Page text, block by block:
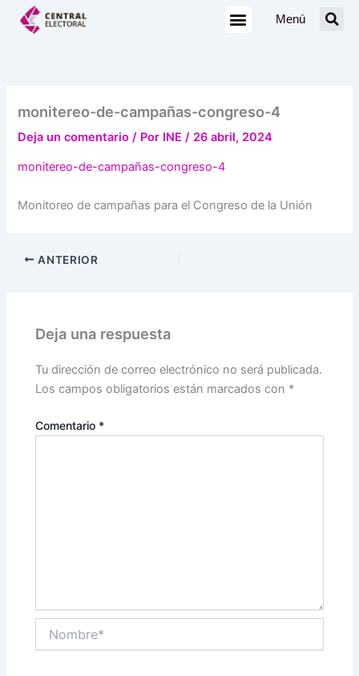
Menú
monitereo-de-campañas-congreso-4
Deja un comentario / Por INE/ 26 abril, 2024
monitereo-de-campañas-congreso-4
Monitoreo de campañas para el Congreso de la Unión
ANTERIOR
Deja una respuesta
Tu dirección de correo electrónico no será publicada.
Los campos obligatorios están marcados con *
Comentario *